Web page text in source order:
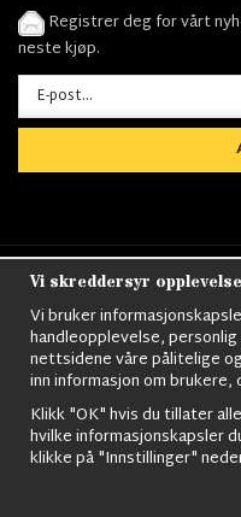
Registrer deg for vårt
neste kjøp.
Nordens största
kläder,
utrustning,
Jackor,Bomberjackor,
kläder,
Vi skreddersyr
Vi bruker
handleopplevelse,
nettsidene våre pålitelige
inn informasjon om
Klikk "OK" hvis du tillater
hvilke informasjonskapsler
klikke på "Innstillinger"